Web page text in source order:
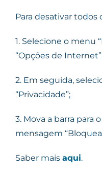
Para desativar todos
1. Selecione o menu
“Opções de
2. Em seguida,
“Privacidade”;
3. Mova a barra para
mensagem
Saber mais aqui.